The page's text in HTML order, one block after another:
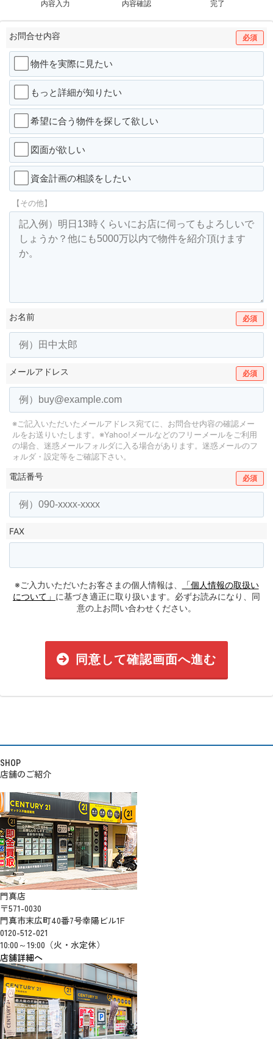
内容入力 内容確認 完了
お問合せ内容 必須
物件を実際に見たい
もっと詳細が知りたい
希望に合う物件を探して欲しい
図面が欲しい
資金計画の相談をしたい
【その他】
お名前 必須
メールアドレス 必須
※ご記入いただいたメールアドレス宛てに、お問合せ内容の確認メー
ルをお送りいたします。 ※Yahoo!メールなどのフリーメールをご利用
の場合、迷惑メールフォルダに入る場合があります。 迷惑メールのフ
ォルダ・設定等をご確認下さい。
電話番号 必須
FAX
※ご入力いただいたお客さまの個人情報は、
「個人情報の取扱い
について」 に基づき適正に取り扱います。必ずお読みになり、同
意の上お問い合わせください。
同意して確認画面へ進む
SHOP
店舗のご紹介
門真店
〒571-0030
門真市末広町40番7号幸陽ビル1F
0120-512-021
10:00～19:00（火・水定休）
店舗詳細へ